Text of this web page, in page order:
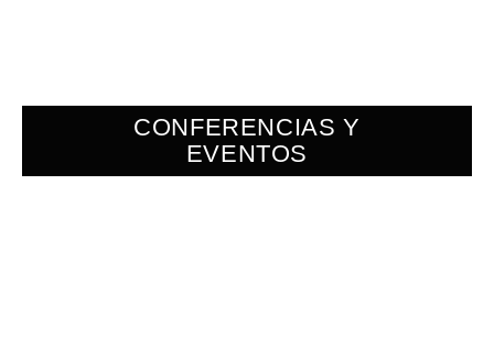
CONFERENCIAS Y
EVENTOS